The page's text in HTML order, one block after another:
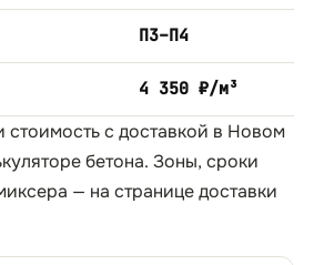
П3–П4
4 350 ₽/м³
стоимость с доставкой в Новом
бетона. Зоны, сроки
— на страницедоставки